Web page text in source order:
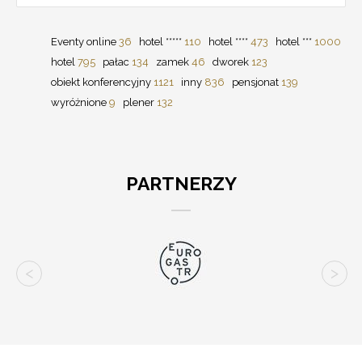
Eventy online 36 hotel ***** 110 hotel **** 473 hotel *** 1000
hotel 795 pałac 134 zamek 46 dworek 123
obiekt konferencyjny 1121 inny 836 pensjonat 139
wyróżnione 9 plener 132
PARTNERZY